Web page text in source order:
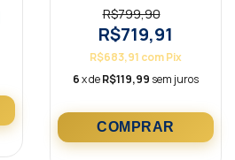
Legítimo Preta
R$799,90
R$719,91
R$683,91 comPix
6x deR$119,99 sem juros